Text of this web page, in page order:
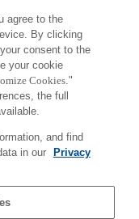
Chinaによる、
を活用した緑茶
に舩橋リサーチディ
登壇しました
18日
シーポリシー
agree to the
By clicking
consent to the
your cookie
Cookies."
the full
and find
in our
Privacy